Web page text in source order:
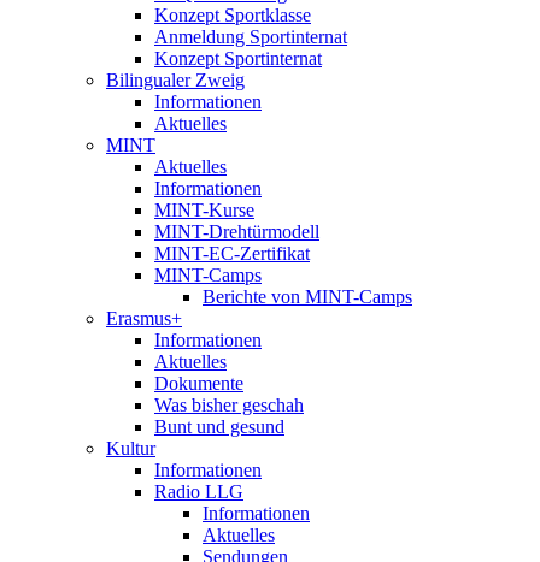
Konzept Sportklasse
Anmeldung Sportinternat
Konzept Sportinternat
Bilingualer Zweig
Informationen
Aktuelles
MINT
Aktuelles
Informationen
MINT-Kurse
MINT-Drehtürmodell
MINT-EC-Zertifikat
MINT-Camps
Berichte von MINT-Camps
Erasmus+
Informationen
Aktuelles
Dokumente
Was bisher geschah
Bunt und gesund
Kultur
Informationen
Radio LLG
Informationen
Aktuelles
Sendungen